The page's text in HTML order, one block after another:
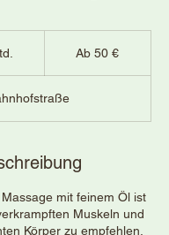
d
-
S
t
.
Ab 50 €
mit feinem Öl ist
Muskeln und
Körper zu empfehlen.